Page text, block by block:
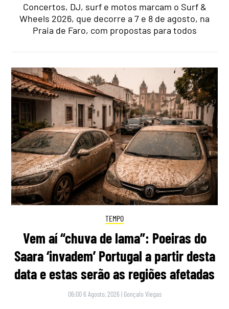
Concertos, DJ, surf e motos marcam o Surf &
Wheels 2026, que decorre a 7 e 8 de agosto, na
Praia de Faro, com propostas para todos
TEMPO
Vem aí “chuva de lama”: Poeiras do
Saara ‘invadem’ Portugal a partir desta
data e estas serão as regiões afetadas
06:00 6 Agosto, 2026 | Gonçalo Viegas